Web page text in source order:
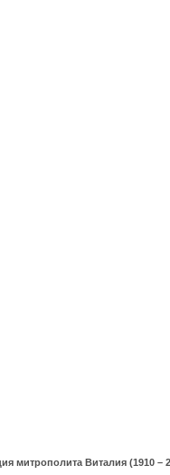
митрополита Виталия